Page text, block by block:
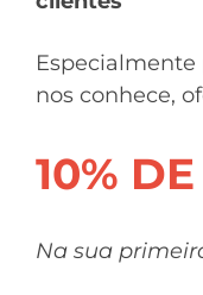
nos conhece,
10%
Na sua